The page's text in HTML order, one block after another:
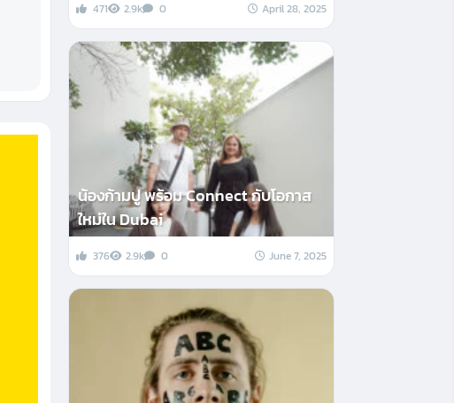
471 2.9k 0 April 28, 2025
น้องก้ามปู พร้อม Connect กับโอกาส
ใหม่ใน Dubai
376 2.9k 0 June 7, 2025